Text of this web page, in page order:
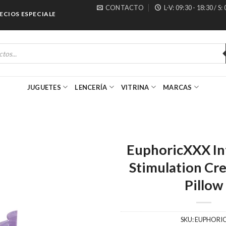
ESPECIALES PARA MAYORISTAS
CONTACTO L-V: 09:30 - 18:30 / S:
JUGUETES LENCERÍA VITRINA MARCAS
EuphoricXXX
Stimulation
Pillow
SKU: